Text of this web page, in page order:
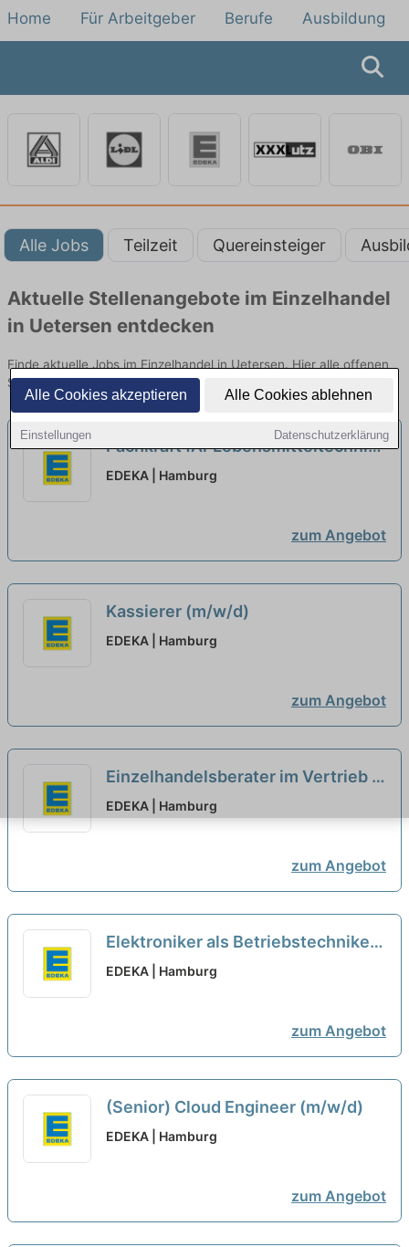
Alle Cookies akzeptieren Alle Cookies ablehnen
Einstellungen Datenschutzerklärung
Home Für Arbeitgeber Berufe Ausbildung
Alle Jobs Teilzeit Quereinsteiger
Aktuelle Stellenangebote im Einzelhandel
in Uetersen entdecken
Finde aktuelle Jobs im Einzelhandel in Uetersen. Hier alle offenen
Stellenangebote im Verkauf, Vertrieb und Handel vergleichen.
Fachkraft fÃr Lebensmitteltechnik
/ Fruchtsafttechnik / Brauer
EDEKA | Hamburg
zum Angebot
Kassierer (m/w/d)
EDEKA | Hamburg
zum Angebot
Einzelhandelsberater im Vertrieb /
AuÃendienst (m/w/d)
EDEKA | Hamburg
zum Angebot
Elektroniker als Betriebstechniker /
Mechatroniker / Instandhalter
EDEKA | Hamburg
zum Angebot
(Senior) Cloud Engineer (m/w/d)
EDEKA | Hamburg
zum Angebot